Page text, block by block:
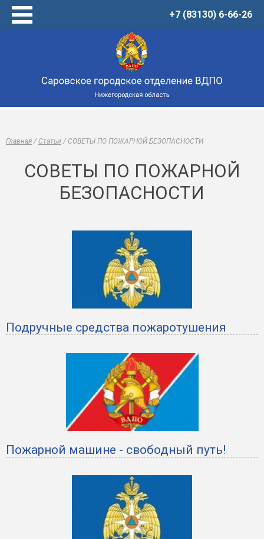
+7 (83130) 6-66-26
Товары
Виртуальный музей
Статьи
Онлайн-тренажеры
Главная / Статьи / СОВЕТЫ ПО ПОЖАРНОЙ БЕЗОПАСНОСТИ
СОВЕТЫ ПО ПОЖАРНОЙ
БЕЗОПАСНОСТИ
Подручные средства пожаротушения
Пожарной машине - свободный путь!